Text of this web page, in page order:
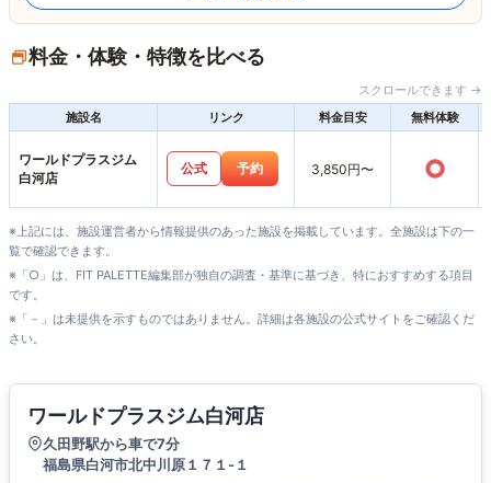
料金・体験・特徴を比べる
スクロールできます →
施設名
リンク 料金目安 無料体験
ワールドプラスジム
白河店
公式 予約 3,850円〜 ○
※上記には、施設運営者から情報提供のあった施設を掲載しています。全施設は下の一
覧で確認できます。
※「○」は、FIT PALETTE編集部が独自の調査・基準に基づき、特におすすめする項目
です。
※「－」は未提供を示すものではありません。詳細は各施設の公式サイトをご確認くだ
さい。
ワールドプラスジム白河店
久田野駅から車で7分
福島県白河市北中川原１７１-１